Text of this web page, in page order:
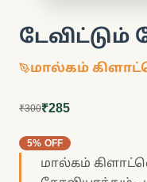
டேவிட்டும்
மால்கம்
₹300₹285
5% OFF
மால்கம்